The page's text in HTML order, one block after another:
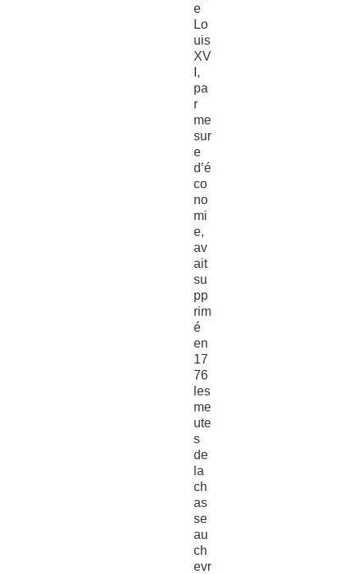
e
Lo
uis
XV
I,
pa
r
me
sur
e
d’é
co
no
mi
e,
av
ait
su
pp
rim
é
en
17
76
les
me
ute
s
de
la
ch
as
se
au
ch
evr